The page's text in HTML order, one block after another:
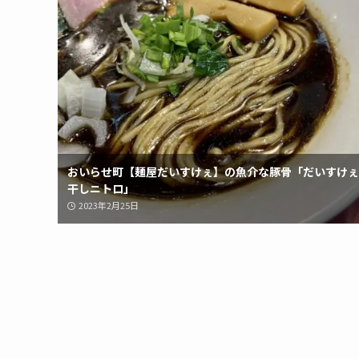
おいらせ町【麺屋だいすけぇ】の魚介な豚骨「だいすけ
干しニトロ」
2023年2月25日